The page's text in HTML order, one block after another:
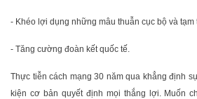
- Khéo lợi dụng những mâu thuẫn cục bộ và
- Tăng cường đoàn kết quốc tế.
Thực tiễn cách mạng 30 năm qua khẳng định
kiện cơ bản quyết định mọi thắng lợi. Muốn